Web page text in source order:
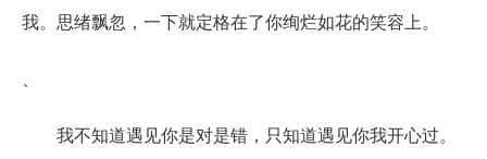
我。思绪飘忽，一下就定格在了你绚烂如花的笑容上。
、
我不知道遇见你是对是错，只知道遇见你我开心过。